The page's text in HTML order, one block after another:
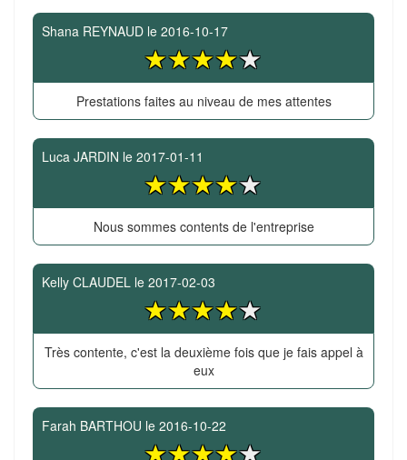
Shana REYNAUD le 2016-10-17
Prestations faites au niveau de mes attentes
Luca JARDIN le 2017-01-11
Nous sommes contents de l'entreprise
Kelly CLAUDEL le 2017-02-03
Très contente, c'est la deuxième fois que je fais appel à
eux
Farah BARTHOU le 2016-10-22